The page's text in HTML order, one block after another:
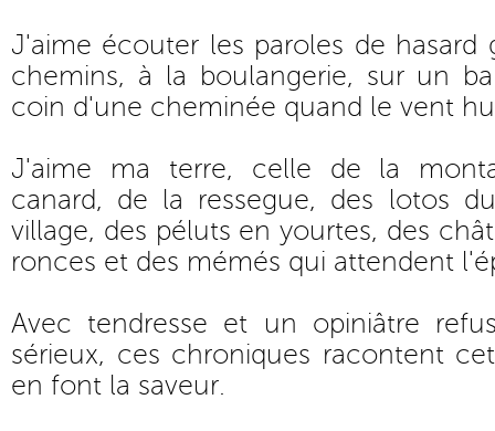
J'aime écouter les paroles de hasard
chemins, à la boulangerie, sur un
coin d'une cheminée quand le vent
J'aime ma terre, celle de la
canard, de la ressegue, des lotos
village, des péluts en yourtes, des
ronces et des mémés qui attendent
Avec tendresse et un opiniâtre
sérieux, ces chroniques racontent
en font la saveur.